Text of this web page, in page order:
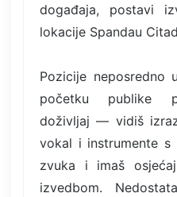
događaja, postavi
lokacije Spandau
Pozicije neposredno
početku publike
doživljaj — vidiš
vokal i instrumente s
zvuka i imaš
izvedbom.